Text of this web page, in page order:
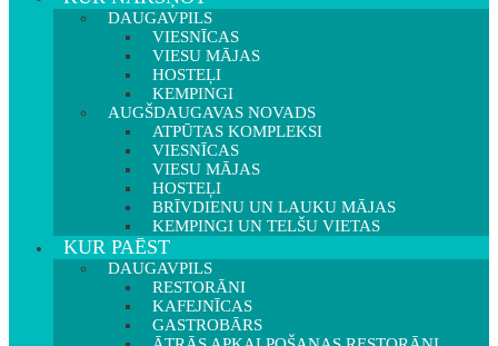
DAUGAVPILS
VIESNĪCAS
VIESU MĀJAS
HOSTEĻI
KEMPINGI
AUGŠDAUGAVAS NOVADS
ATPŪTAS KOMPLEKSI
VIESNĪCAS
VIESU MĀJAS
HOSTEĻI
BRĪVDIENU UN LAUKU MĀJAS
KEMPINGI UN TELŠU VIETAS
KUR PAĒST
DAUGAVPILS
RESTORĀNI
KAFEJNĪCAS
GASTROBĀRS